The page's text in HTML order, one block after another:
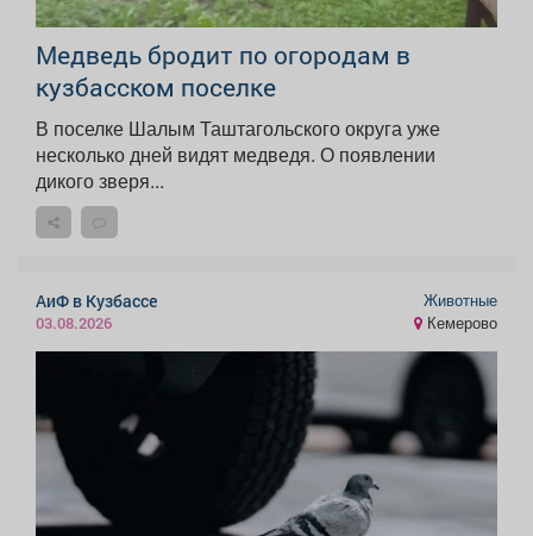
Медведь бродит по огородам в
кузбасском поселке
В поселке Шалым Таштагольского округа уже
несколько дней видят медведя. О появлении
дикого зверя...
АиФ в Кузбассе
03.08.2026
Животные
Кемерово